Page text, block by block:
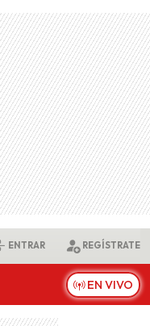
ENTRAR REGÍSTRATE
EN VIVO